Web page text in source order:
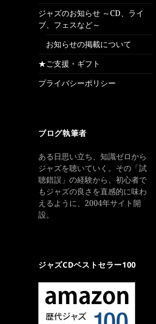
ジャズのお知らせ ～CD、ライ
ブ、フェスなど～
お知らせの掲載について
★ご支援・ギフト
プライバシーポリシー
ブログ執筆者
ある日思い立ち、知識ゼロから
ジャズを聴いていく。その「試
聴錯誤」の経験から、初心者で
もジャズの良さを直感的に味わ
えるように、2004年サイト開
設。
ジャズCDベストセラー100